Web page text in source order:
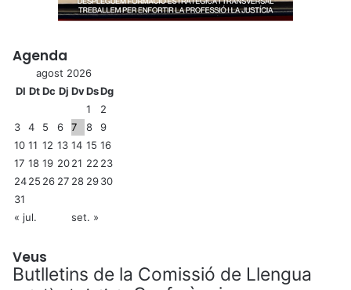
Agenda
agost 2026
Dl DtDc Dj DvDsDg
1
2
3
4 5 6 7 8
9
10 11 12 13 14 15 16
17 18 19 2021 22 23
2425 26 27 28 2930
31
« jul.
set. »
Veus
Butlletins de la Comissió de Llengua